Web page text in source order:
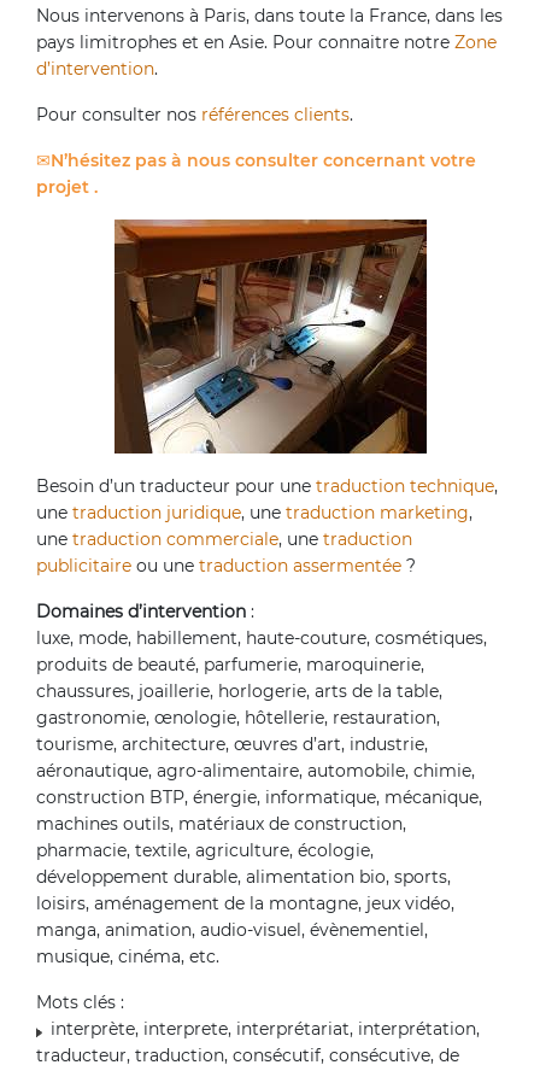
Nous intervenons à Paris, dans toute la France, dans les
pays limitrophes et en Asie. Pour connaitre notre Zone
d’intervention.
Pour consulter nos références clients.
N’hésitez pas à nous consulter concernant votre
projet .
Besoin d’un traducteur pour une traduction technique,
une traduction juridique, une traduction marketing,
une traduction commerciale, une traduction
publicitaire ou une traduction assermentée ?
Domaines d’intervention :
luxe, mode, habillement, haute-couture, cosmétiques,
produits de beauté, parfumerie, maroquinerie,
chaussures, joaillerie, horlogerie, arts de la table,
gastronomie, œnologie, hôtellerie, restauration,
tourisme, architecture, œuvres d’art, industrie,
aéronautique, agro-alimentaire, automobile, chimie,
construction BTP, énergie, informatique, mécanique,
machines outils, matériaux de construction,
pharmacie, textile, agriculture, écologie,
développement durable, alimentation bio, sports,
loisirs, aménagement de la montagne, jeux vidéo,
manga, animation, audio-visuel, évènementiel,
musique, cinéma, etc.
Mots clés :
interprète, interprete, interprétariat, interprétation,
traducteur, traduction, consécutif, consécutive, de